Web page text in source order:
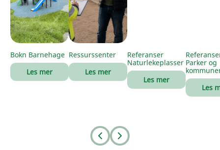
Bokn Barnehage
Les mer
Ressurssenter
Les mer
Referanser
Naturlekeplasser
Les mer
Parker og
Les
Prev Next